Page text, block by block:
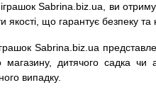
Sabrina.biz.ua, ви
якості, що гарантує безпеку та
Sabrina.biz.ua
магазину, дитячого садка
випадку.